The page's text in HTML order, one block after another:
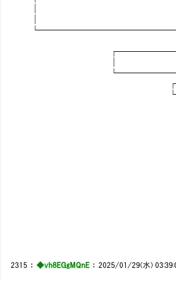
2315 ：◆vh8EGgMQnE ：2025/01/29(水)